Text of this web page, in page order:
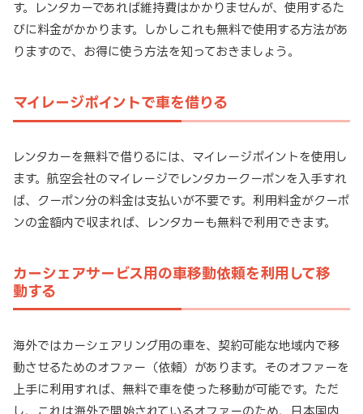
す。レンタカーであれば維持費はかかりませんが、使用するた
びに料金がかかります。しかしこれも無料で使用する方法があ
りますので、お得に使う方法を知っておきましょう。
マイレージポイントで車を借りる
レンタカーを無料で借りるには、マイレージポイントを使用し
ます。航空会社のマイレージでレンタカークーポンを入手すれ
ば、クーポン分の料金は支払いが不要です。利用料金がクーポ
ンの金額内で収まれば、レンタカーも無料で利用できます。
カーシェアサービス用の車移動依頼を利用して移
動する
海外ではカーシェアリング用の車を、契約可能な地域内で移
動させるためのオファー（依頼）があります。そのオファーを
上手に利用すれば、無料で車を使った移動が可能です。ただ
し、これは海外で開始されているオファーのため、日本国内